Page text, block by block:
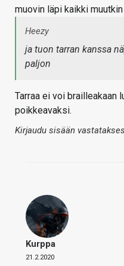
muovin läpi kaikki
Heezy
ja tuon tarran kanssa
paljon
Tarraa ei voi brailleakaan
poikkeavaksi.
Kirjaudu sisään
Kurppa
21.2.2020